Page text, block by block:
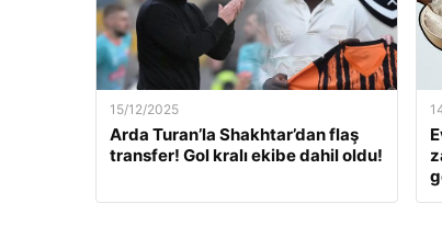
15/12/2025
Arda Turan’la Shakhtar’dan flaş
transfer! Gol kralı ekibe dahil oldu!